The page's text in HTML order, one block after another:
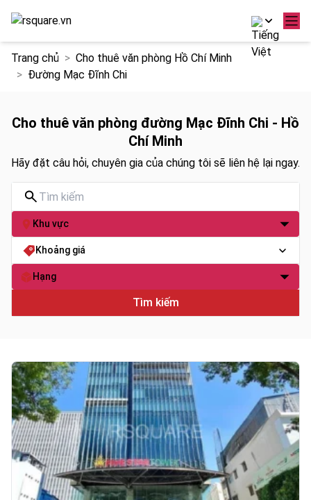
đến
Trang chủ
Cho thuê văn phòng Hồ Chí Minh
Đường Mạc Đĩnh Chi
Cho thuê văn phòng đường Mạc Đĩnh Chi - Hồ
Chí Minh
Hãy đặt câu hỏi, chuyên gia của chúng tôi sẽ liên hệ lại ngay.
Khu vực
Khoảng giá
Hạng
Tìm kiếm